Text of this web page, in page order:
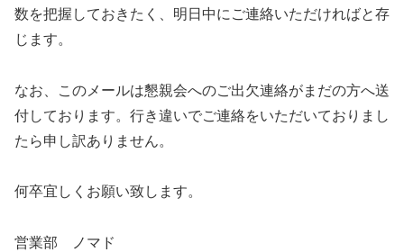
数を把握しておきたく、明日中にご連絡いただければと存
じます。
なお、このメールは懇親会へのご出欠連絡がまだの方へ送
付しております。行き違いでご連絡をいただいておりまし
たら申し訳ありません。
何卒宜しくお願い致します。
営業部 ノマド